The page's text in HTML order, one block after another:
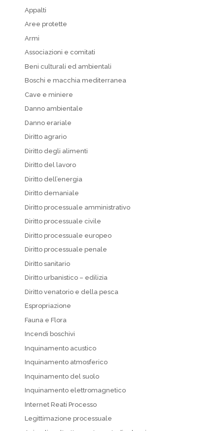
Appalti
Aree protette
Armi
Associazioni e comitati
Beni culturali ed ambientali
Boschi e macchia mediterranea
Cave e miniere
Danno ambientale
Danno erariale
Diritto agrario
Diritto degli alimenti
Diritto del lavoro
Diritto dell’energia
Diritto demaniale
Diritto processuale amministrativo
Diritto processuale civile
Diritto processuale europeo
Diritto processuale penale
Diritto sanitario
Diritto urbanistico – edilizia
Diritto venatorio e della pesca
Espropriazione
Fauna e Flora
Incendi boschivi
Inquinamento acustico
Inquinamento atmosferico
Inquinamento del suolo
Inquinamento elettromagnetico
Internet Reati Processo
Legittimazione processuale